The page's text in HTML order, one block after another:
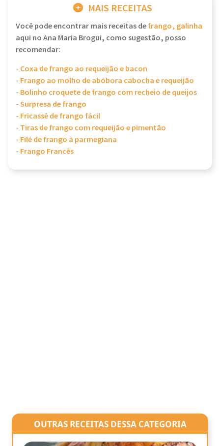
MAIS RECEITAS
Você pode encontrar mais receitas defrango, galinha
aqui no Ana Maria Brogui, como sugestão, posso
recomendar:
- Coxa de frango ao requeijão e bacon
- Frango ao molho de abóbora cabocha e requeijão
- Bolinho croquete de frango com recheio de queijos
- Surpresa de frango
- Fricassê de frango fácil
- Tiras de frango com requeijão e pimentão
- Filé de frango à parmegiana
- Frango Francês
OUTRAS RECEITAS DESSA CATEGORIA